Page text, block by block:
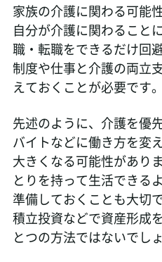
家族の介護に関わる可能
自分が介護に関わること
職・転職をできるだけ回
制度や仕事と介護の両立
えておくことが必要です。
先述のように、介護を優
バイトなどに働き方を変
大きくなる可能性があり
とりを持って生活できる
準備しておくことも大切
積立投資などで資産形成
とつの方法ではないでし